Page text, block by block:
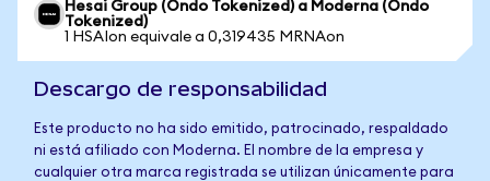
Hesai Group (Ondo Tokenized) a Moderna (Ondo
Tokenized)
1 HSAIon equivale a 0,319435 MRNAon
Descargo de responsabilidad
Este producto no ha sido emitido, patrocinado, respaldado
ni está afiliado con Moderna. El nombre de la empresa y
cualquier otra marca registrada se utilizan únicamente para